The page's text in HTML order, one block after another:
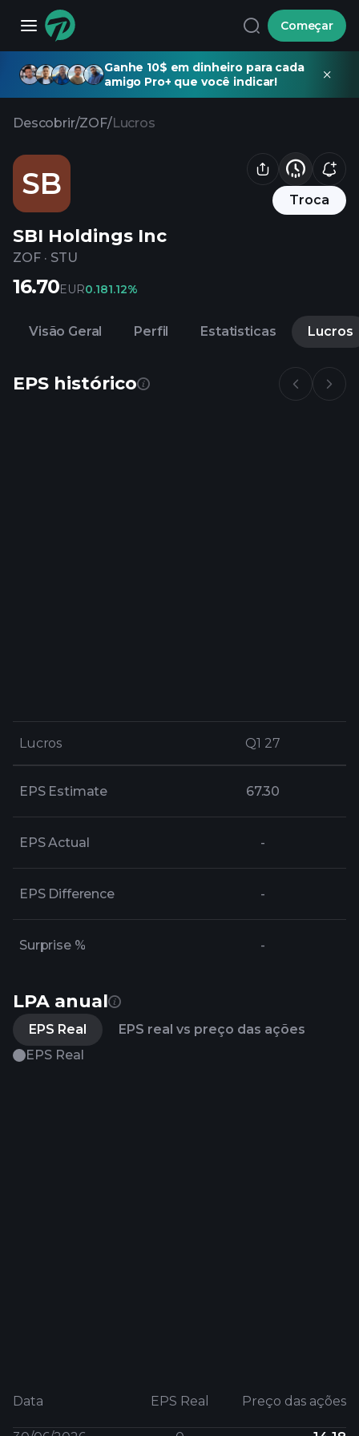
Começar
Ganhe 10$ em dinheiro para cada
amigo Pro+ que você indicar!
Descobrir/ZOF/Lucros
SB Troca
SBI Holdings Inc
ZOF · STU
16.70EUR0.181.12%
Visão Geral Perfil Estatisticas Lucros
EPS histórico
Lucros Q1 27
Lucros Q1 27
EPS Estimate 67.30
EPS Actual -
EPS Difference -
Surprise % -
LPA anual
EPS Real
EPS real vs preço das ações
EPS Real
Data EPS Real Preço das ações